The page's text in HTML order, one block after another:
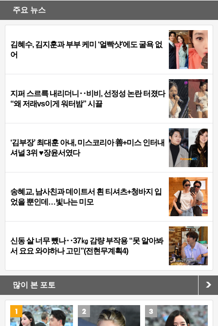
주요 뉴스
김혜수, 김지훈과 부부 케미 ‘얼빡샷’에도 굴욕 없
어
지퍼 스르륵 내리더니‥비비, 선정성 논란 터졌다
“왜 저래vs이게 워터밤” 시끌
‘김부장’ 최대훈 아내, 미스코리아 善+미스 인터내
셔널 3위 ♥장윤서였다
송혜교, 남사친과 데이트서 흰 티셔츠+청바지 입
었을 뿐인데…빛나는 미모
신동 살 너무 뺐나‥37㎏ 감량 부작용 “못 알아봐
서 요요 와야하나 고민”(전현무계획4)
많이 본 포토